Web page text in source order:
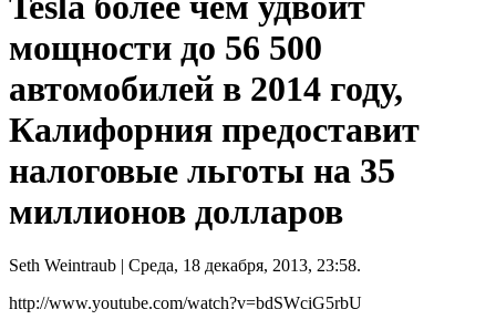
мощности до 56 500
автомобилей в 2014 году,
Калифорния предоставит
налоговые льготы на 35
миллионов долларов
Seth Weintraub | Среда, 18 декабря, 2013, 23:58.
http://www.youtube.com/watch?v=bdSWciG5rbU